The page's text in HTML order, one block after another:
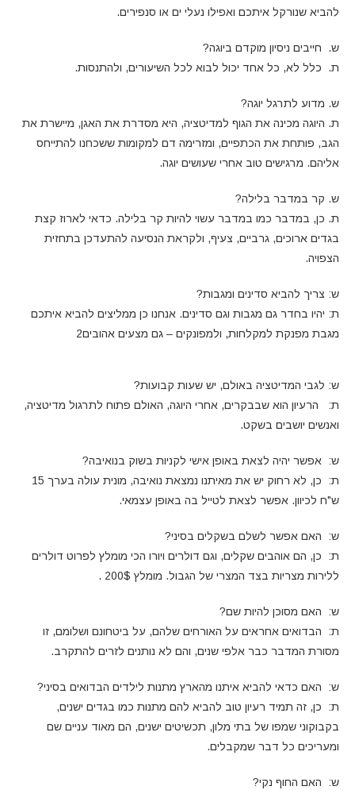
להביא שנורקל איתכם ואפילו נעלי ים או סנפירים.
ש. חייבים ניסיון מוקדם ביוגה?
ת. כלל לא, כל אחד יכול לבוא לכל השיעורים, ולהתנסות.
ש. מדוע לתרגל יוגה?
ת. היוגה מכינה את הגוף למדיטציה, היא מסדרת את האגן, מיישרת את
הגב, פותחת את הכתפיים, ומזרימה דם למקומות ששכחנו להתייחס
אליהם. מרגישים טוב אחרי שעושים יוגה.
ש. קר במדבר בלילה?
ת. כן, במדבר כמו במדבר עשוי להיות קר בלילה. כדאי לארוז קצת
בגדים ארוכים, גרביים, צעיף, ולקראת הנסיעה להתעדכן בתחזית
הצפויה.
ש: צריך להביא סדינים ומגבות?
ת: יהיו בחדר גם מגבות וגם סדינים. אנחנו כן ממליצים להביא איתכם
מגבת מפנקת למקלחות, ולמפונקים – גם מצעים אהובים2
ש: לגבי המדיטציה באולם, יש שעות קבועות?
ת: הרעיון הוא שבבקרים, אחרי היוגה, האולם פתוח לתרגול מדיטציה,
ואנשים יושבים בשקט.
ש: אפשר יהיה לצאת באופן אישי לקניות בשוק בנואיבה?
ת: כן, לא רחוק יש את מאיתנו נמצאת נואיבה, מונית עולה בערך 15
ש"ח לכיוון. אפשר לצאת לטייל בה באופן עצמאי.
ש: האם אפשר לשלם בשקלים בסיני?
ת: כן, הם אוהבים שקלים, וגם דולרים ויורו הכי מומלץ לפרוט דולרים
ללירות מצריות בצד המצרי של הגבול. מומלץ 200$ .
ש: האם מסוכן להיות שם?
ת: הבדואים אחראים על האורחים שלהם, על ביטחונם ושלומם, זו
מסורת המדבר כבר אלפי שנים, והם לא נותנים לזרים להתקרב.
ש: האם כדאי להביא איתנו מהארץ מתנות לילדים הבדואים בסיני?
ת: כן, זה תמיד רעיון טוב להביא להם מתנות כמו בגדים ישנים,
בקבוקוני שמפו של בתי מלון, תכשיטים ישנים, הם מאוד עניים שם
ומעריכים כל דבר שמקבלים.
ש: האם החוף נקי?